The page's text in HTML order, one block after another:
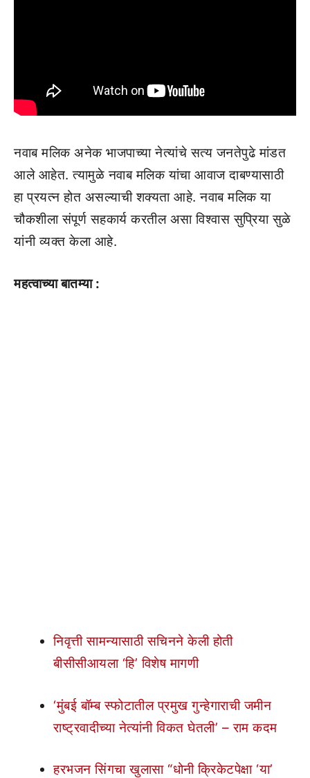
नवाब मलिक अनेक भाजपाच्या नेत्यांचे सत्य जनतेपुढे मांडत
आले आहेत. त्यामुळे नवाब मलिक यांचा आवाज दाबण्यासाठी
हा प्रयत्न होत असल्याची शक्यता आहे. नवाब मलिक या
चौकशीला संपूर्ण सहकार्य करतील असा विश्वास सुप्रिया सुळे
यांनी व्यक्त केला आहे.
महत्वाच्या बातम्या :
निवृत्ती सामन्यासाठी सचिनने केली होती
बीसीसीआयला ‘हि’ विशेष मागणी
‘मुंबई बॉम्ब स्फोटातील प्रमुख गुन्हेगाराची जमीन
राष्ट्रवादीच्या नेत्यांनी विकत घेतली’ – राम कदम
हरभजन सिंगचा खुलासा “धोनी क्रिकेटपेक्षा ‘या’